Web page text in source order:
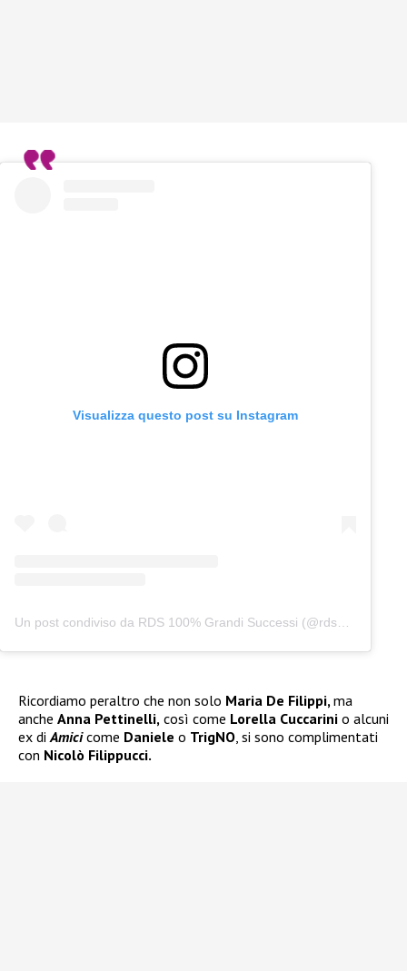
Visualizza questo post su Instagram
Un post condiviso da RDS 100% Grandi Successi (@rds_official)
Ricordiamo peraltro che non solo Maria De Filippi,ma
anche Anna Pettinelli, così come Lorella Cuccarini o alcuni
ex diAmicicome Daniele o TrigNO, si sono complimentati
con Nicolò Filippucci.